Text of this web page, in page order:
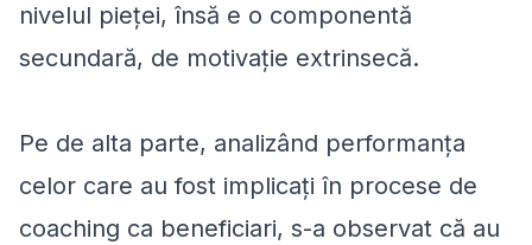
nivelul pieței, însă e o componentă
secundară, de motivație extrinsecă.
Pe de alta parte, analizând performanța
celor care au fost implicați în procese de
coaching ca beneficiari, s-a observat că au